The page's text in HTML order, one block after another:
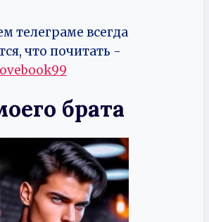
телеграме всегда
что почитать -
брата